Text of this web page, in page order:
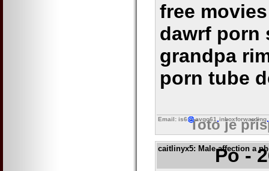
free
dawrf porn
grandpa
porn tube
Email: is6 avgo61 inboxforwarding
Toto je
caitlinyx5: Male affection a
Po -